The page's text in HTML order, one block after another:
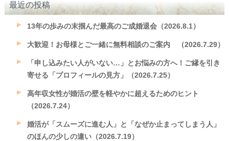
最近の投稿
13年の歩みの末掴んだ最高のご成婚退会（2026.8.1）
大歓迎！お母様とご一緒に無料相談のご案内 （2026.7.29）
「申し込みたい人がいない…」とお悩みの方へ！ご縁を引き
寄せる「プロフィールの見方」（2026.7.25）
高年収女性が婚活の壁を軽やかに超えるためのヒント
（2026.7.24）
婚活が「スムーズに進む人」と「なぜか止まってしまう人」
のほんの少しの違い（2026.7.19）